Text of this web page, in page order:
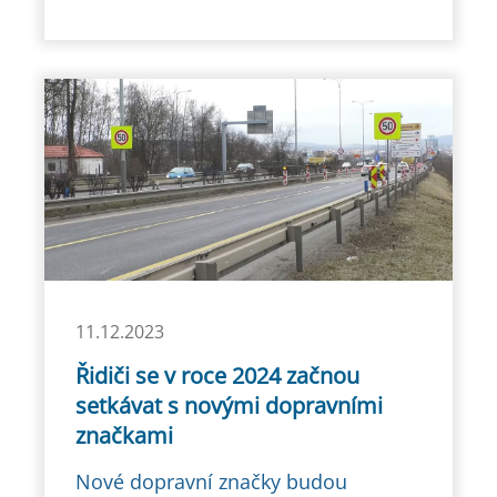
11.12.2023
Řidiči se v roce 2024 začnou
setkávat s novými dopravními
značkami
Nové dopravní značky budou